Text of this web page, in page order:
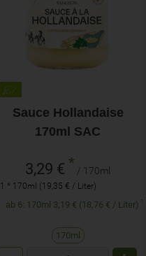
Sauce Hollandaise
170ml SAC
3,29 € * / 170ml
1 * 170ml (19,35 € / Liter)
ab 6: 170ml 3,19 € (18,76 € / Liter)
170ml